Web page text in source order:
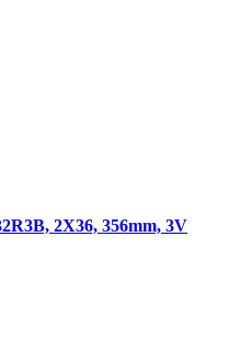
2X36, 356mm, 3V